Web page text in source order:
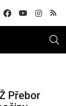
Přebor